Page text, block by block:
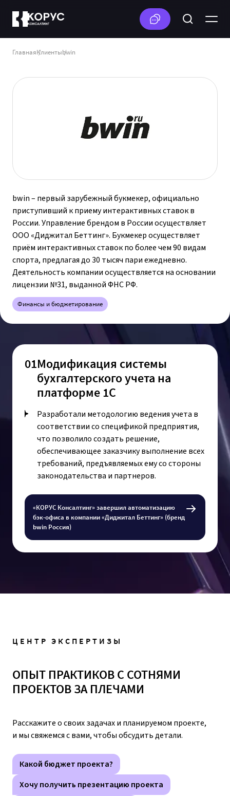
ГлавнаяКлиентыbwin
bwin – первый зарубежный букмекер, официально
приступивший к приему интерактивных ставок в
России. Управление брендом в России осуществляет
ООО «Диджитал Беттинг». Букмекер осуществляет
приём интерактивных ставок по более чем 90 видам
спорта, предлагая до 30 тысяч пари ежедневно.
Деятельность компании осуществляется на основании
лицензии №31, выданной ФНС РФ.
Финансы и бюджетирование
01Модификация системы
бухгалтерского учета на
платформе 1С
Разработали методологию ведения учета в
соответствии со спецификой предприятия,
что позволило создать решение,
обеспечивающее заказчику выполнение всех
требований, предъявляемых ему со стороны
законодательства и партнеров.
«КОРУС Консалтинг» завершил автоматизацию
бэк-офиса в компании «Диджитал Беттинг» (бренд
bwin Россия)
ЦЕНТР ЭКСПЕРТИЗЫ
ОПЫТ ПРАКТИКОВ С СОТНЯМИ
ПРОЕКТОВ ЗА ПЛЕЧАМИ
Расскажите о своих задачах и планируемом проекте,
и мы свяжемся с вами, чтобы обсудить детали.
Какой бюджет проекта?
Хочу получить презентацию проекта